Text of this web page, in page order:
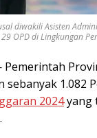
diwakili Asisten
OPD di Lingkungan
1.082
2024yang